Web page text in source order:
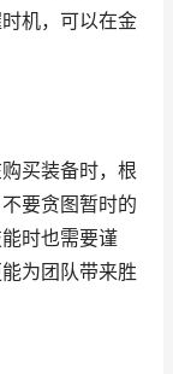
机，可以在金
买装备时，根
要贪图暂时的
时也需要谨
为团队带来胜